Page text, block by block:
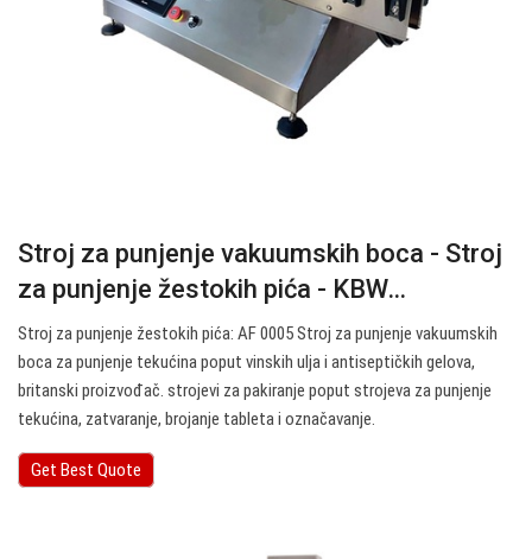
Stroj za punjenje vakuumskih boca - Stroj
za punjenje žestokih pića - KBW…
Stroj za punjenje žestokih pića: AF 0005 Stroj za punjenje vakuumskih
boca za punjenje tekućina poput vinskih ulja i antiseptičkih gelova,
britanski proizvođač. strojevi za pakiranje poput strojeva za punjenje
tekućina, zatvaranje, brojanje tableta i označavanje.
Get Best Quote